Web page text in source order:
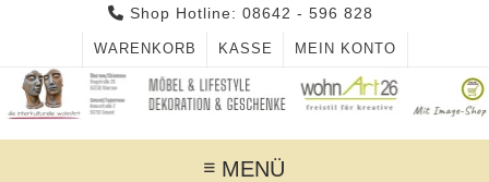
Shop Hotline: 08642 - 596 828
WARENKORB KASSE MEIN KONTO
MENÜ